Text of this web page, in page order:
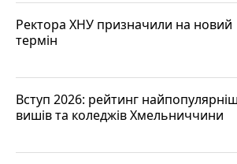
Ректора ХНУ призначили на новий
термін
Вступ 2026: рейтинг
вишів та коледжів Хмельниччини